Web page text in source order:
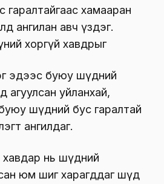
хамааран
ангилан авч үздэг.
хоргүй хавдрыг
эдээс буюу шүдний
агуулсан уйланхай,
шүдний бус гаралтай
ангилдаг.
нь шүдний
юм шиг харагддаг шүд